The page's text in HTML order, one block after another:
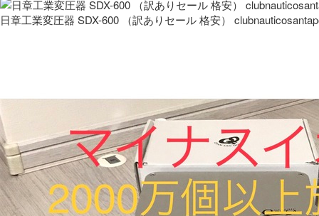
日章工業変圧器 SDX-600 （訳ありセール 格安）